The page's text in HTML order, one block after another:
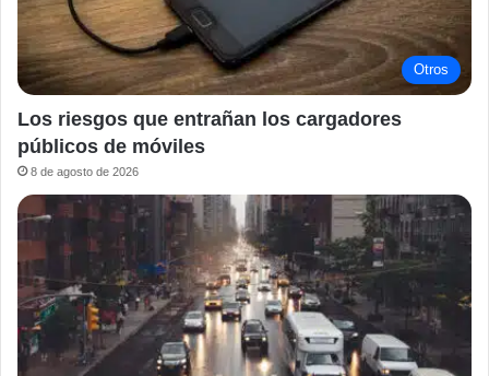
Otros
Los riesgos que entrañan los cargadores
públicos de móviles
8 de agosto de 2026